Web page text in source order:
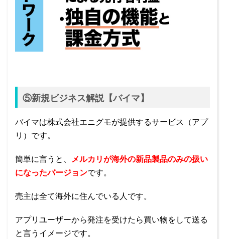
⑤新規ビジネス解説【バイマ】
バイマは株式会社エニグモが提供するサービス（アプ
リ）です。
簡単に言うと、
メルカリが海外の新品製品のみの扱い
になったバージョンです。
売主は全て海外に住んでいる人です。
アプリユーザーから発注を受けたら買い物をして送る
と言うイメージです。